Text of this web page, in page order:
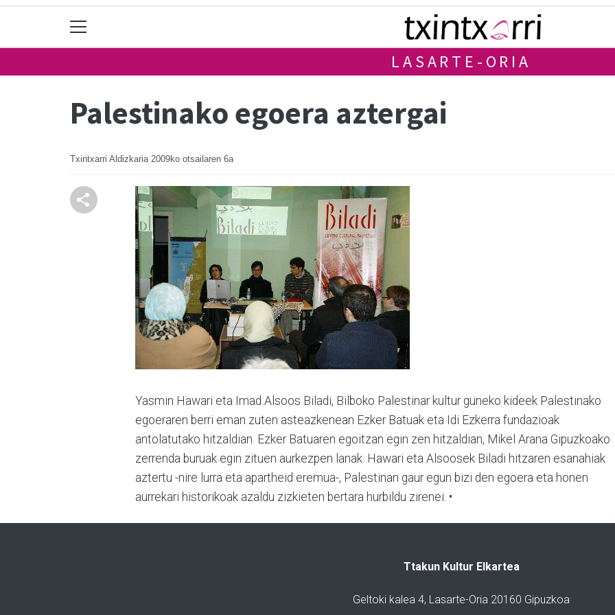
LASARTE-ORIA
Palestinako egoera aztergai
Txintxarri Aldizkaria 2009ko otsailaren 6a
Yasmin Hawari eta Imad Alsoos Biladi, Bilboko Palestinar kultur guneko kideek Palestinako
egoeraren berri eman zuten asteazkenean Ezker Batuak eta Idi Ezkerra fundazioak
antolatutako hitzaldian. Ezker Batuaren egoitzan egin zen hitzaldian, Mikel Arana Gipuzkoako
zerrenda buruak egin zituen aurkezpen lanak. Hawari eta Alsoosek Biladi hitzaren esanahiak
aztertu -nire lurra eta apartheid eremua-, Palestinan gaur egun bizi den egoera eta honen
aurrekari historikoak azaldu zizkieten bertara hurbildu zirenei. •
Ttakun Kultur Elkartea
Geltoki kalea 4, Lasarte-Oria 20160 Gipuzkoa